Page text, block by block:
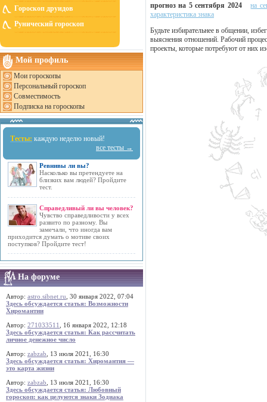
Гороскоп друидов
Рунический гороскоп
Мой профиль
Мои гороскопы
Персональный гороскоп
Совместимость
Подписка на гороскопы
Тесты: каждую неделю новый!
все тесты →
Ревнивы ли вы?
Насколько вы претендуете на
близких вам людей? Пройдите
тест.
Справедливый ли вы человек?
Чувство справедливости у всех
развито по разному. Вы
замечали, что иногда вам
приходится думать о мотиве своих
поступков? Пройдите тест!
На форуме
Автор: astro.sibnet.ru , 30 января 2022, 07:04
Здесь обсуждается статья: Возможности
Хиромантии
Автор: 271033511
, 16 января 2022, 12:18
Здесь обсуждается статья: Как рассчитать
личное денежное число
Автор: zabzab , 13 июля 2021, 16:30
Здесь обсуждается статья: Хиромантия —
это карта жизни
Автор: zabzab , 13 июля 2021, 16:30
Здесь обсуждается статья: Любовный
гороскоп: как целуются знаки Зодиака
прогноз на 5 сентября 2024
на
характеристика знака
Будьте избирательнее в общении,
выяснения отношений. Рабочий
проекты, которые потребуют от них